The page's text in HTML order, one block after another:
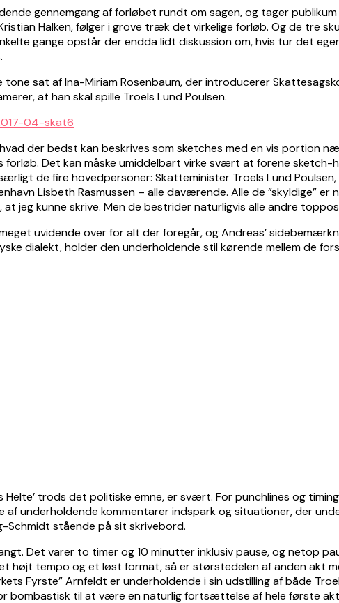
gennemgang af forløbet rundt om sagen, og tager
Halken, følger i grove træk det virkelige forløb. Og de tre
gange opstår der endda lidt diskussion om, hvis tur det
sat af Ina-Miriam Rosenbaum, der introducerer
at han skal spille Troels Lund Poulsen.
der bedst kan beskrives som sketches med en vis
forløb. Det kan måske umiddelbart virke svært at forene
de fire hovedpersoner: Skatteminister Troels Lund
Lisbeth Rasmussen – alle daværende. Alle de ”skyldige”
jeg kunne skrive. Men de bestrider naturligvis alle andre
uvidende over for alt der foregår, og Andreas’
dialekt, holder den underholdende stil kørende mellem de
Helte’ trods det politiske emne, er svært. For punchlines og
af underholdende kommentarer indspark og situationer, der
Schmidt stående på sit skrivebord.
Det varer to timer og 10 minutter inklusiv pause, og netop
højt tempo og et løst format, så er størstedelen af anden akt
Fyrste” Arnfeldt er underholdende i sin udstilling af både
bombastisk til at være en naturlig fortsættelse af hele første